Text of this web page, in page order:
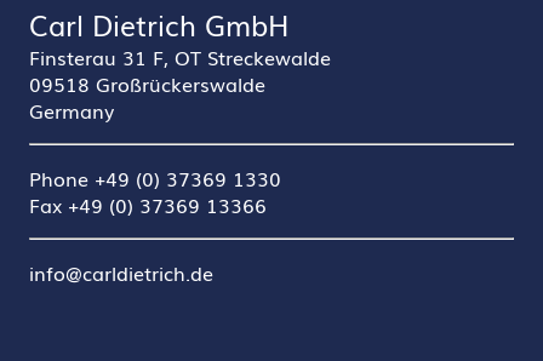
Carl Dietrich GmbH
Finsterau 31 F, OT Streckewalde
09518 Großrückerswalde
Germany
Phone +49 (0) 37369 1330
Fax +49 (0) 37369 13366
info@carldietrich.de